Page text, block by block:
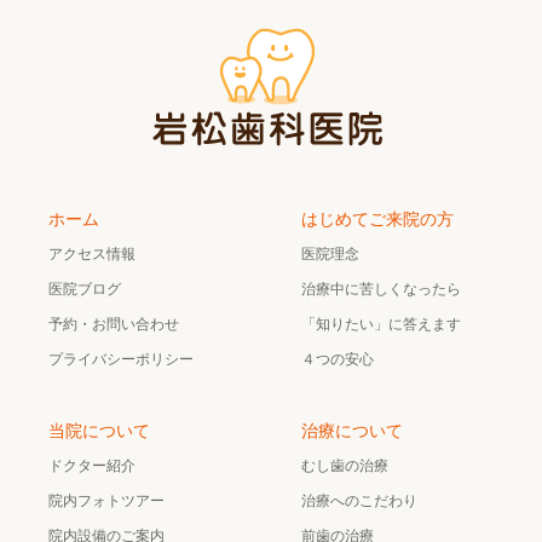
ホーム
アクセス情報
医院ブログ
予約・お問い合わせ
プライバシーポリシー
はじめてご来院の方
医院理念
治療中に苦しくなったら
「知りたい」に答えます
４つの安心
当院について
ドクター紹介
院内フォトツアー
院内設備のご案内
治療について
むし歯の治療
治療へのこだわり
前歯の治療